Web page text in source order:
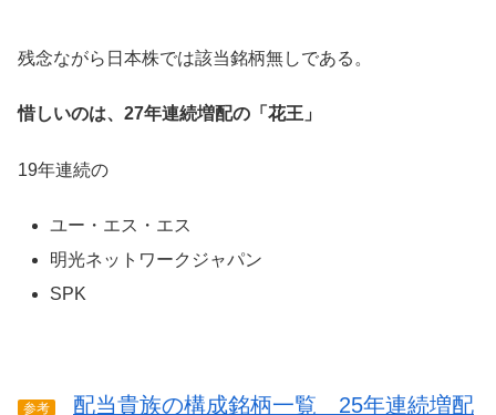
残念ながら日本株では該当銘柄無しである。
惜しいのは、27年連続増配の「花王」
19年連続の
ユー・エス・エス
明光ネットワークジャパン
SPK
参考
配当貴族の構成銘柄一覧 25年連続増配